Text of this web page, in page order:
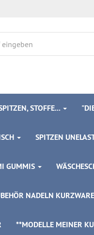
STOFFE...
SPITZEN
GUMMIS
NADELN
**MODELLE MEINER